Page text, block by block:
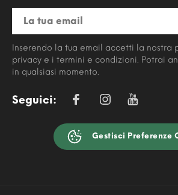
Inserendo la tua email accetti la nostra
privacy e i termini e condizioni. Potrai
in qualsiasi momento.
Seguici:
Gestisci Preferenze